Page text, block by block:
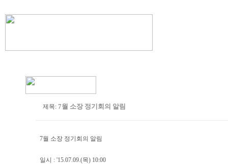
제목: 7월 소장 정기회의 알림
7월 소장 정기회의 알림
일시 : '15.07.09.(목) 10:00